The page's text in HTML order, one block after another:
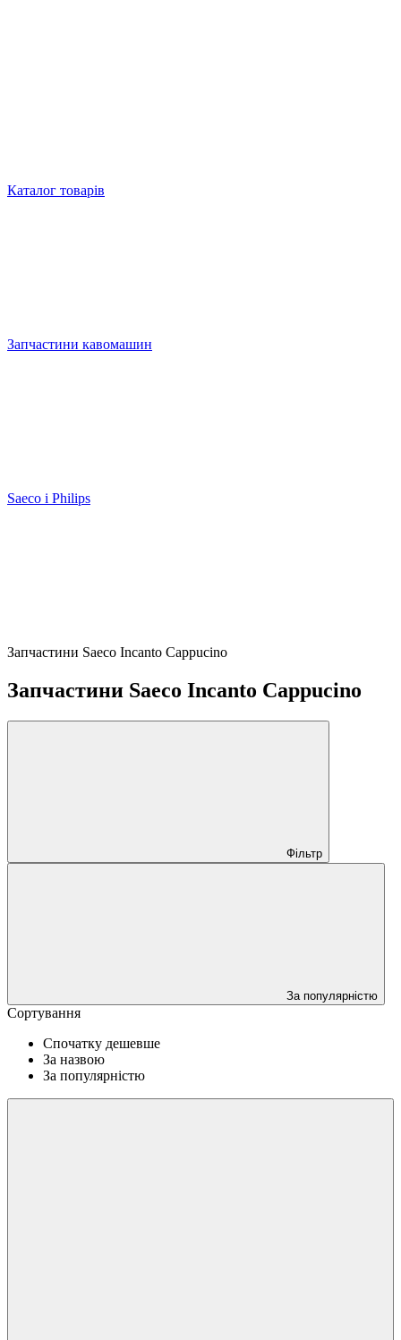
Каталог товарів
Запчастини кавомашин
Saeco і Philips
Запчастини Saeco Incanto Cappucino
Запчастини Saeco Incanto Cappucino
Фільтр
За популярністю
Сортування
Спочатку дешевше
За назвою
За популярністю